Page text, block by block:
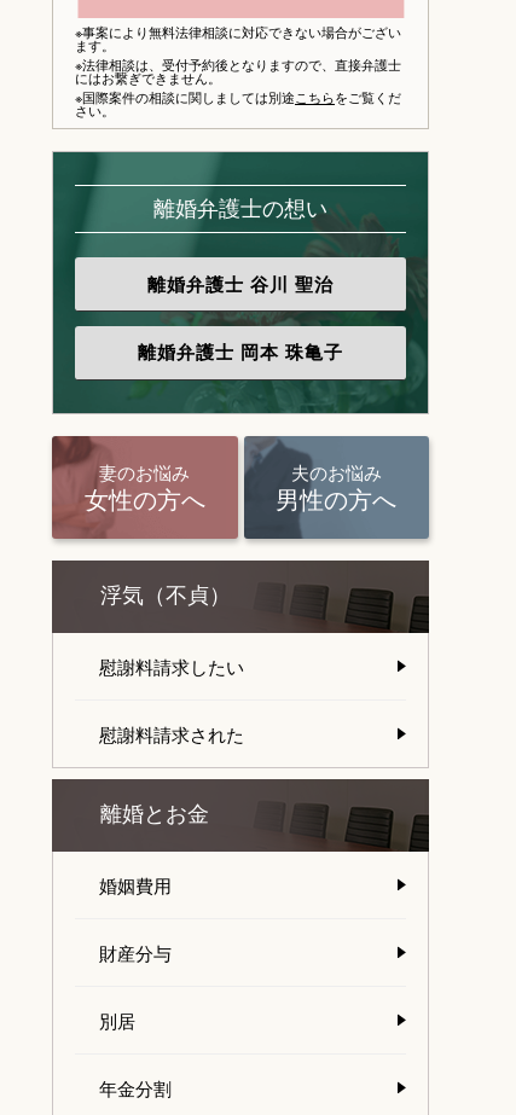
※事案により無料法律相談に対応できない場合がござい
ます。
※法律相談は、 受付予約後となりますので、 直接弁護士
にはお繋ぎできません。
※国際案件の相談に関しましては別途こちらをご覧くだ
さい。
離婚弁護士の想い
離婚弁護士 谷川 聖治
離婚弁護士 岡本 珠亀子
妻のお悩み
女性の方へ
夫のお悩み
男性の方へ
浮気（不貞）
慰謝料請求したい
慰謝料請求された
離婚とお金
婚姻費用
財産分与
別居
年金分割